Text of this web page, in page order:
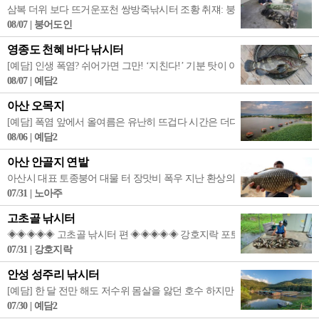
삼복 더위 보다 뜨거운포천 쌍방죽낚시터 조황 취쟤: 붕어도인 6월에 피
08/07 | 붕어도인
영종도 천혜 바다 낚시터
[예담] 인생 폭염? 쉬어가면 그만! ‘지친다!’ 기분 탓이 아닙니다. 폭염은
08/07 | 예담2
아산 오목지
[예담] 폭염 앞에서 올여름은 유난히 뜨겁다 시간은 더디게 흐른다. 그저
08/06 | 예담2
아산 안골지 연밭
아산시 대표 토종붕어 대물 터 장맛비 폭우 지난 환상의 연밭 포인트 휴가
07/31 | 노아주
고초골 낚시터
◈◈◈◈◈ 고초골 낚시터 편 ◈◈◈◈◈ 강호지락 포토 조행기..... 연일 폭염이
07/31 | 강호지락
안성 성주리 낚시터
[예담] 한 달 전만 해도 저수위 몸살을 앓던 호수 하지만 자연은 늘 자신의
07/30 | 예담2